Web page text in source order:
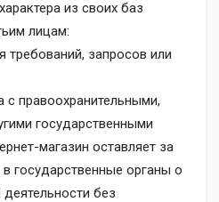
из своих баз
лицам:
требований, запросов или
с правоохранительными,
государственными
магазин оставляет за
государственные органы о
без